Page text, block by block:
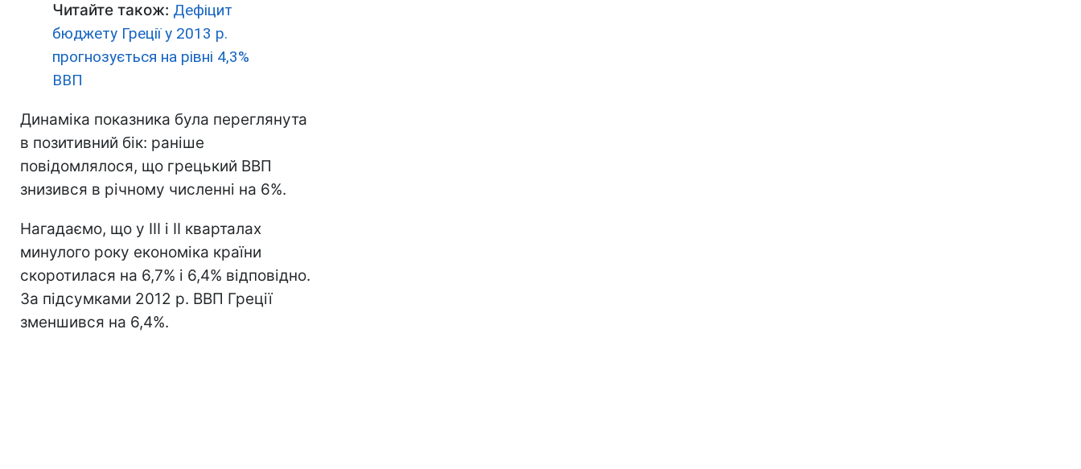
Читайте також: Дефіцит
бюджету Греції у 2013 р.
прогнозується на рівні 4,3%
ВВП
Динаміка показника була переглянута
в позитивний бік: раніше
повідомлялося, що грецький ВВП
знизився в річному численні на 6%.
Нагадаємо, що у III і II кварталах
минулого року економіка країни
скоротилася на 6,7% і 6,4% відповідно.
За підсумками 2012 р. ВВП Греції
зменшився на 6,4%.